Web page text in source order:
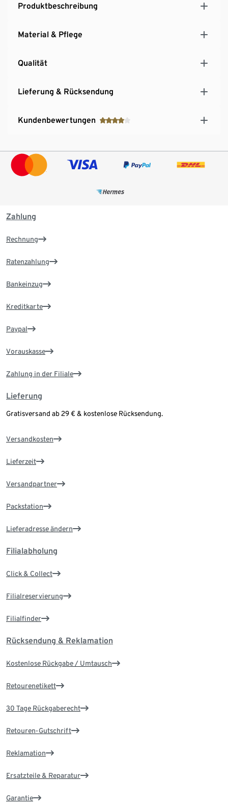
Produktbeschreibung
Material & Pflege
Qualität
Lieferung & Rücksendung
Kundenbewertungen
Zahlung
Rechnung
Ratenzahlung
Bankeinzug
Kreditkarte
Paypal
Vorauskasse
Zahlung in der Filiale
Lieferung
Gratisversand ab 29 € & kostenlose Rücksendung.
Versandkosten
Lieferzeit
Versandpartner
Packstation
Lieferadresse ändern
Filialabholung
Click & Collect
Filialreservierung
Filialfinder
Rücksendung & Reklamation
Kostenlose Rückgabe / Umtausch
Retourenetikett
30 Tage Rückgaberecht
Retouren-Gutschrift
Reklamation
Ersatzteile & Reparatur
Garantie